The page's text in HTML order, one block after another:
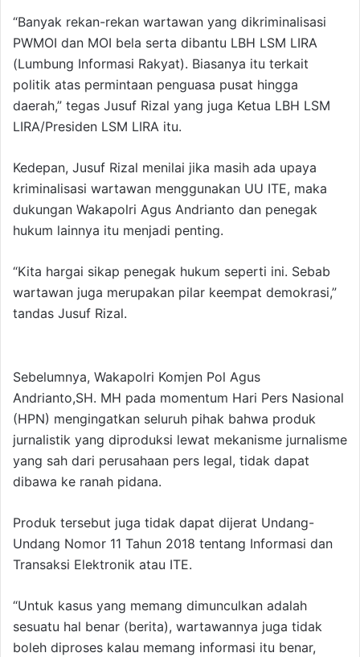
“Banyak rekan-rekan wartawan yang dikriminalisasi
PWMOI dan MOI bela serta dibantu LBH LSM LIRA
(Lumbung Informasi Rakyat). Biasanya itu terkait
politik atas permintaan penguasa pusat hingga
daerah,” tegas Jusuf Rizal yang juga Ketua LBH LSM
LIRA/Presiden LSM LIRA itu.
Kedepan, Jusuf Rizal menilai jika masih ada upaya
kriminalisasi wartawan menggunakan UU ITE, maka
dukungan Wakapolri Agus Andrianto dan penegak
hukum lainnya itu menjadi penting.
“Kita hargai sikap penegak hukum seperti ini. Sebab
wartawan juga merupakan pilar keempat demokrasi,”
tandas Jusuf Rizal.
Sebelumnya, Wakapolri Komjen Pol Agus
Andrianto,SH. MH pada momentum Hari Pers Nasional
(HPN) mengingatkan seluruh pihak bahwa produk
jurnalistik yang diproduksi lewat mekanisme jurnalisme
yang sah dari perusahaan pers legal, tidak dapat
dibawa ke ranah pidana.
Produk tersebut juga tidak dapat dijerat Undang-
Undang Nomor 11 Tahun 2018 tentang Informasi dan
Transaksi Elektronik atau ITE.
“Untuk kasus yang memang dimunculkan adalah
sesuatu hal benar (berita), wartawannya juga tidak
boleh diproses kalau memang informasi itu benar,